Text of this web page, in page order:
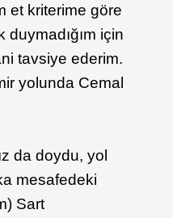
et kriterime göre
duymadığım için
tavsiye ederim.
yolunda Cemal
da doydu, yol
mesafedeki
Sart